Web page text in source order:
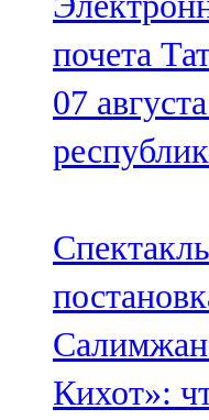
почета
07
Кихот»: